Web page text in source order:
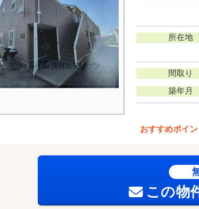
所在地
間取り
築年月
おすすめポイン
この物